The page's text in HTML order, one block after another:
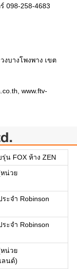
098-258-4683
บางโพงพาง เขต
www.ftv-
น FOX ห้าง ZEN
น่วย
ะจำ Robinson
ะจำ Robinson
น่วย
ลนด์)